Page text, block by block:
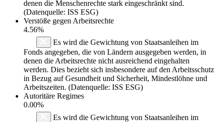
denen die Menschenrechte stark eingeschränkt sind.
(Datenquelle: ISS ESG)
Verstöße gegen Arbeitsrechte
4.56%
Es wird die Gewichtung von Staatsanleihen im
Fonds angegeben, die von Ländern ausgegeben werden, in
denen die Arbeitsrechte nicht ausreichend eingehalten
werden. Dies bezieht sich insbesondere auf den Arbeitsschutz
in Bezug auf Gesundheit und Sicherheit, Mindestlöhne und
Arbeitszeiten. (Datenquelle: ISS ESG)
Autoritäre Regimes
0.00%
Es wird die Gewichtung von Staatsanleihen im